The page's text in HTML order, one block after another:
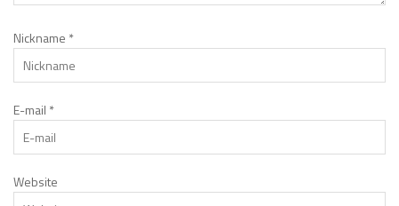
Nickname *
E-mail *
Website